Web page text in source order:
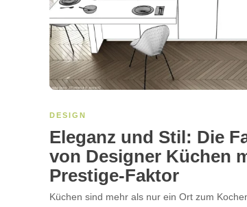
DESIGN
Eleganz und Stil: Die
von Designer Küchen
Prestige-Faktor
Küchen sind mehr als nur ein Ort zum